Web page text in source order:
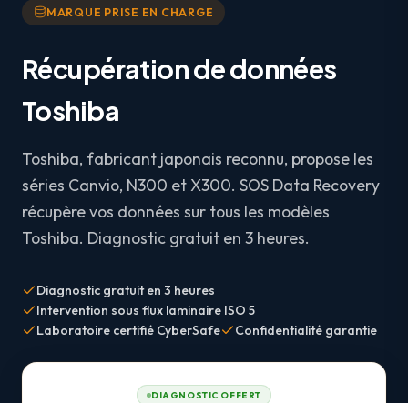
MARQUE PRISE EN CHARGE
Récupération de données
Toshiba
Toshiba, fabricant japonais reconnu, propose les
séries Canvio, N300 et X300. SOS Data Recovery
récupère vos données sur tous les modèles
Toshiba. Diagnostic gratuit en 3 heures.
Diagnostic gratuit en 3 heures
Intervention sous flux laminaire ISO 5
Laboratoire certifié CyberSafe
Confidentialité garantie
DIAGNOSTIC OFFERT